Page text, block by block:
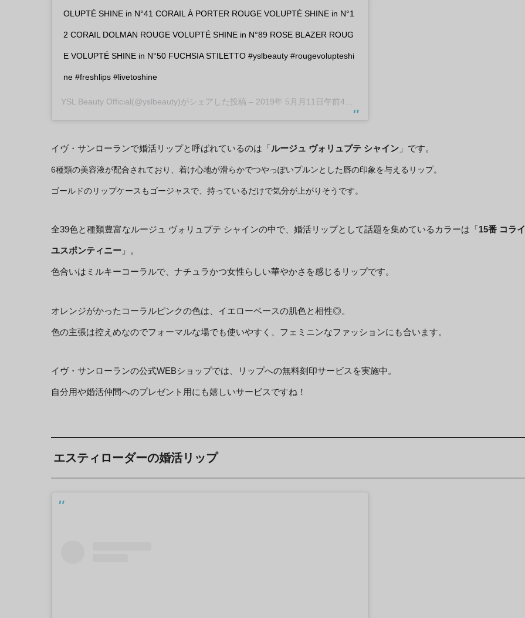
OLUPTÉ SHINE in N°41 CORAIL À PORTER ROUGE VOLUPTÉ SHINE in N°1
2 CORAIL DOLMAN ROUGE VOLUPTÉ SHINE in N°89 ROSE BLAZER ROUG
E VOLUPTÉ SHINE in N°50 FUCHSIA STILETTO #yslbeauty #rougevolupteshi
ne #freshlips #livetoshine
YSL Beauty Official(@yslbeauty)がシェアした投稿 – 2019年 5月月11日午前4時15分PDT
イヴ・サンローランで婚活リップと呼ばれているのは「ルージュ ヴォリュプテ シャイン 」です。
6種類の美容液が配合されており、着け心地が滑らかでつやっぽいプルンとした唇の印象を与えるリップ。
ゴールドのリップケースもゴージャスで、持っているだけで気分が上がりそうです。
全39色と種類豊富なルージュ ヴォリュプテ シャインの中で、婚活リップとして話題を集めているカラーは「15番 コライ
ユスポンティニー 」。
色合いはミルキーコーラルで、ナチュラかつ女性らしい華やかさを感じるリップです。
オレンジがかったコーラルピンクの色は、イエローベースの肌色と相性◎。
色の主張は控えめなのでフォーマルな場でも使いやすく、フェミニンなファッションにも合います。
イヴ・サンローランの公式WEBショップでは、リップへの無料刻印サービスを実施中。
自分用や婚活仲間へのプレゼント用にも嬉しいサービスですね！
エスティローダーの婚活リップ